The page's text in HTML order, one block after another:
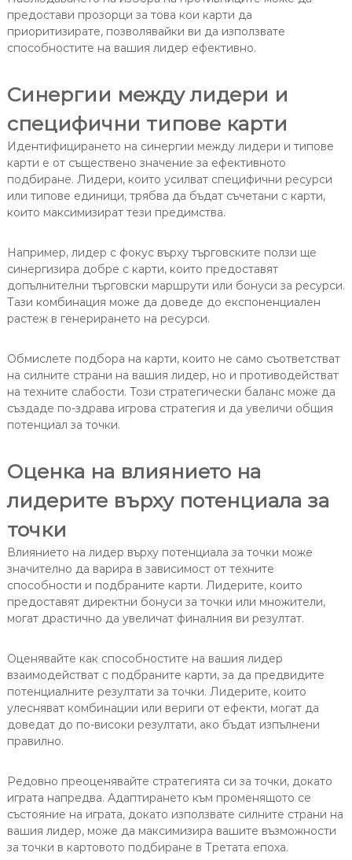
предостави прозорци за това кои карти да
приоритизирате, позволявайки ви да използвате
способностите на вашия лидер ефективно.
Синергии между лидери и
специфични типове карти
Идентифицирането на синергии между лидери и типове
карти е от съществено значение за ефективното
подбиране. Лидери, които усилват специфични ресурси
или типове единици, трябва да бъдат съчетани с карти,
които максимизират тези предимства.
Например, лидер с фокус върху търговските ползи ще
синергизира добре с карти, които предоставят
допълнителни търговски маршрути или бонуси за ресурси.
Тази комбинация може да доведе до експоненциален
растеж в генерирането на ресурси.
Обмислете подбора на карти, които не само съответстват
на силните страни на вашия лидер, но и противодействат
на техните слабости. Този стратегически баланс може да
създаде по-здрава игрова стратегия и да увеличи общия
потенциал за точки.
Оценка на влиянието на
лидерите върху потенциала за
точки
Влиянието на лидер върху потенциала за точки може
значително да варира в зависимост от техните
способности и подбраните карти. Лидерите, които
предоставят директни бонуси за точки или множители,
могат драстично да увеличат финалния ви резултат.
Оценявайте как способностите на вашия лидер
взаимодействат с подбраните карти, за да предвидите
потенциалните резултати за точки. Лидерите, които
улесняват комбинации или вериги от ефекти, могат да
доведат до по-високи резултати, ако бъдат изпълнени
правилно.
Редовно преоценявайте стратегията си за точки, докато
играта напредва. Адаптирането към променящото се
състояние на играта, докато използвате силните страни на
вашия лидер, може да максимизира вашите възможности
за точки в картовото подбиране в Третата епоха.